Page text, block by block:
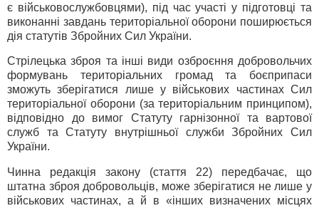
є військовослужбовцями), під час участі у підготовці та
виконанні завдань територіальної оборони поширюється
дія статутів Збройних Сил України.
Стрілецька зброя та інші види озброєння добровольчих
формувань територіальних громад та боєприпаси
зможуть зберігатися лише у військових частинах Сил
територіальної оборони (за територіальним принципом),
відповідно до вимог Статуту гарнізонної та вартової
служб та Статуту внутрішньої служби Збройних Сил
України.
Чинна редакція закону (стаття 22) передбачає, що
штатна зброя добровольців, може зберігатися не лише у
військових частинах, а й в «інших визначених місцях